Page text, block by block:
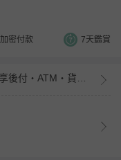
加密付款 7天鑑賞